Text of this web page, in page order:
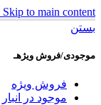
Skip to main content
بستن
موجودی/فروش ویژهـ
فروش ویژه
موجود در انبار